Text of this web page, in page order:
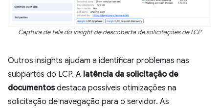
Captura de tela do insight de descoberta de solicitações de LCP
Outros insights ajudam a identificar problemas nas
subpartes do LCP. A latência da solicitação de
documentosdestaca possíveis otimizações na
solicitação de navegação para o servidor. As